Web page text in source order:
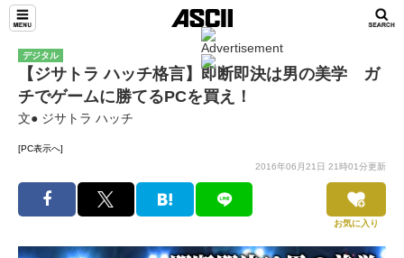
デジタル
【ジサトラ ハッチ格言】即断即決は男の美学 ガ
チでゲームに勝てるPCを買え！
文● ジサトラ ハッチ
[PC表示へ]
2016年06月21日 21時01分更新
お気に入り